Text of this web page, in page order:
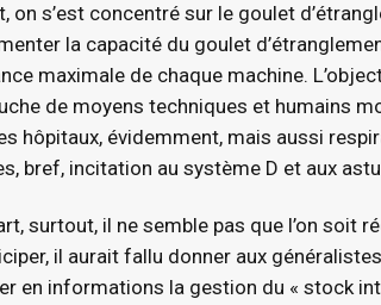
on s’est concentré sur le goulet
la capacité du goulet
maximale de chaque machine.
de moyens techniques et humains
hôpitaux, évidemment, mais aussi
bref, incitation au système D et aux
surtout, il ne semble pas que l’on soit
il aurait fallu donner aux
en informations la gestion du « stock